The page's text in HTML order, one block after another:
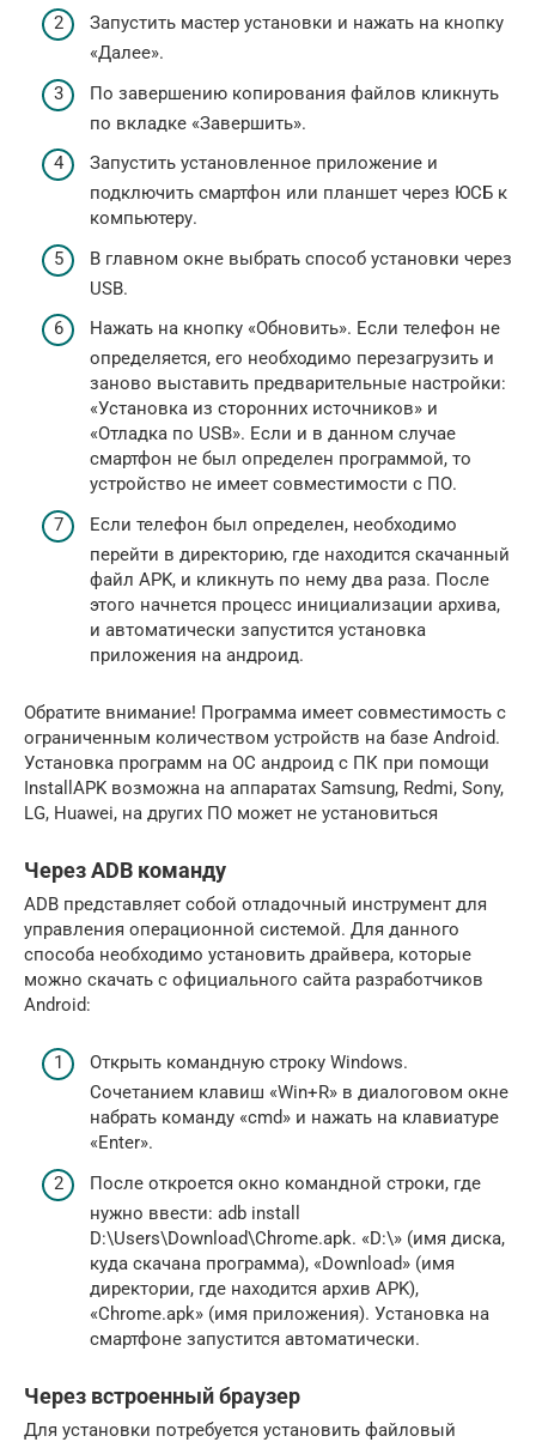
Запустить мастер установки и нажать на кнопку
«Далее».
По завершению копирования файлов кликнуть
по вкладке «Завершить».
Запустить установленное приложение и
подключить смартфон или планшет через ЮСБ к
компьютеру.
В главном окне выбрать способ установки через
USB.
Нажать на кнопку «Обновить». Если телефон не
определяется, его необходимо перезагрузить и
заново выставить предварительные настройки:
«Установка из сторонних источников» и
«Отладка по USB». Если и в данном случае
смартфон не был определен программой, то
устройство не имеет совместимости с ПО.
Если телефон был определен, необходимо
перейти в директорию, где находится скачанный
файл APK, и кликнуть по нему два раза. После
этого начнется процесс инициализации архива,
и автоматически запустится установка
приложения на андроид.
Обратите внимание! Программа имеет совместимость с
ограниченным количеством устройств на базе Android.
Установка программ на ОС андроид с ПК при помощи
InstallAPK возможна на аппаратах Samsung, Redmi, Sony,
LG, Huawei, на других ПО может не установиться
Через ADB команду
ADB представляет собой отладочный инструмент для
управления операционной системой. Для данного
способа необходимо установить драйвера, которые
можно скачать с официального сайта разработчиков
Android:
Открыть командную строку Windows.
Сочетанием клавиш «Win+R» в диалоговом окне
набрать команду «cmd» и нажать на клавиатуре
«Enter».
После откроется окно командной строки, где
нужно ввести: adb install
D:\Users\Download\Chrome.apk. «D:\» (имя диска,
куда скачана программа), «Download» (имя
директории, где находится архив APK),
«Chrome.apk» (имя приложения). Установка на
смартфоне запустится автоматически.
Через встроенный браузер
Для установки потребуется установить файловый